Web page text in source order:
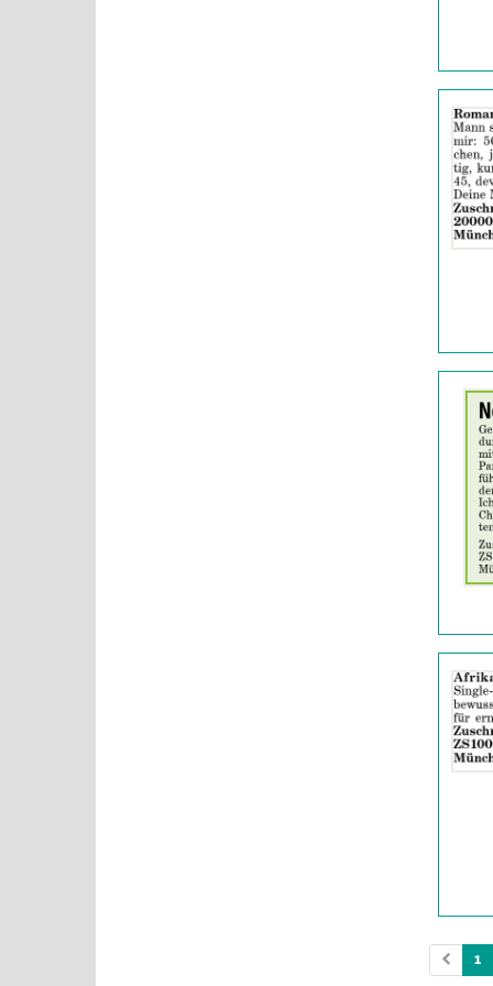
Anzeige
2063141
anzeigen
Info:
Anzeige
2063142
anzeigen
Anzeige
2063152
anzeigen
1